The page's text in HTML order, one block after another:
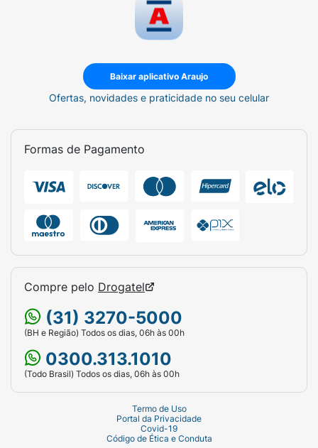
Baixar aplicativo Araujo
Ofertas, novidades e praticidade no seu celular
Formas de Pagamento
Compre pelo Drogatel
(31) 3270-5000
(BH e Região) Todos os dias, 06h às 00h
0300.313.1010
(Todo Brasil) Todos os dias, 06h às 00h
Termo de Uso
Portal da Privacidade
Covid-19
Código de Ética e Conduta